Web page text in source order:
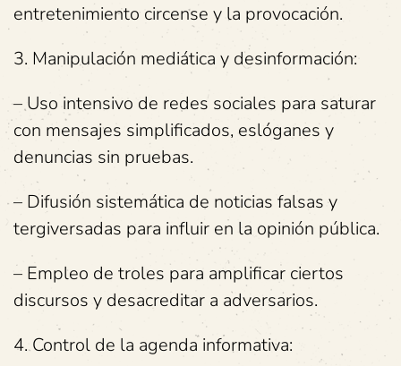
entretenimiento circense y la provocación.
3. Manipulación mediática y desinformación:
– Uso intensivo de redes sociales para saturar
con mensajes simplificados, eslóganes y
denuncias sin pruebas.
– Difusión sistemática de noticias falsas y
tergiversadas para influir en la opinión pública.
– Empleo de troles para amplificar ciertos
discursos y desacreditar a adversarios.
4. Control de la agenda informativa: